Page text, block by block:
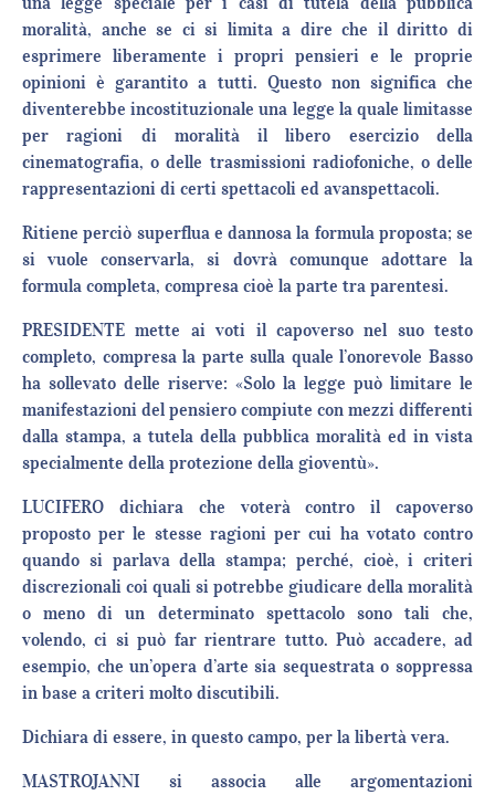
moralità, anche se ci si limita a dire che il diritto di
esprimere liberamente i propri pensieri e le proprie
opinioni è garantito a tutti. Questo non significa che
diventerebbe incostituzionale una legge la quale limitasse
per ragioni di moralità il libero esercizio della
cinematografia, o delle trasmissioni radiofoniche, o delle
rappresentazioni di certi spettacoli ed avanspettacoli.
Ritiene perciò superflua e dannosa la formula proposta; se
si vuole conservarla, si dovrà comunque adottare la
formula completa, compresa cioè la parte tra parentesi.
PRESIDENTE mette ai voti il capoverso nel suo testo
completo, compresa la parte sulla quale l’onorevole Basso
ha sollevato delle riserve: «Solo la legge può limitare le
manifestazioni del pensiero compiute con mezzi differenti
dalla stampa, a tutela della pubblica moralità ed in vista
specialmente della protezione della gioventù».
LUCIFERO dichiara che voterà contro il capoverso
proposto per le stesse ragioni per cui ha votato contro
quando si parlava della stampa; perché, cioè, i criteri
discrezionali coi quali si potrebbe giudicare della moralità
o meno di un determinato spettacolo sono tali che,
volendo, ci si può far rientrare tutto. Può accadere, ad
esempio, che un’opera d’arte sia sequestrata o soppressa
in base a criteri molto discutibili.
Dichiara di essere, in questo campo, per la libertà vera.
MASTROJANNI si associa alle argomentazioni